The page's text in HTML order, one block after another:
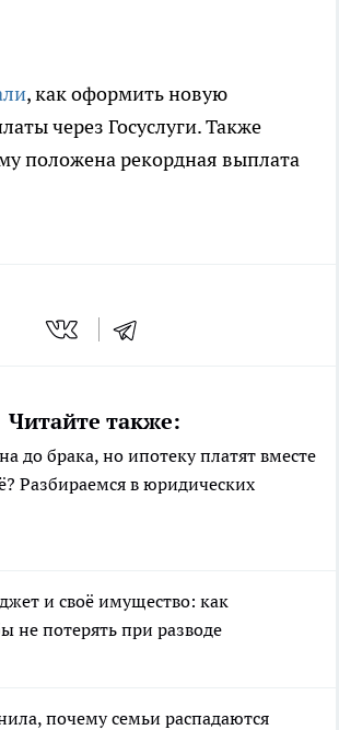
, как оформить новую
через Госуслуги. Также
положена рекордная выплата
Читайте также:
до брака, но ипотеку платят вместе
Разбираемся в юридических
и своё имущество: как
не потерять при разводе
почему семьи распадаются